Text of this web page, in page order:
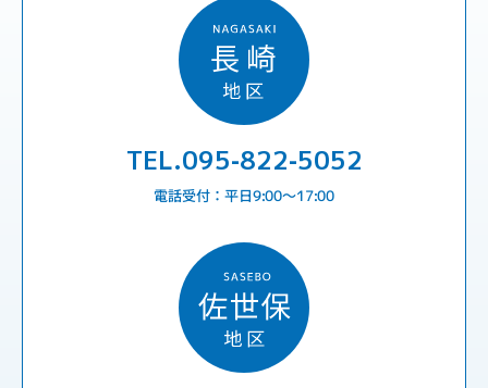
TEL.095-822-5052
電話受付：平日9:00〜17:00